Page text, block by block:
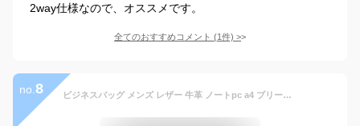
2way仕様なので、オススメです。
全てのおすすめコメント (1件) >
no. 8 ビジネスバッグ メンズ レザー 牛革 ノートpc a4 ブリーフケース レディース 薄型 おしゃれ 出張 黒 シンプル 仕事 通勤 ブラック ブラウン キャメル 革 牛床革 コンパクト REGiSTA レジスタ